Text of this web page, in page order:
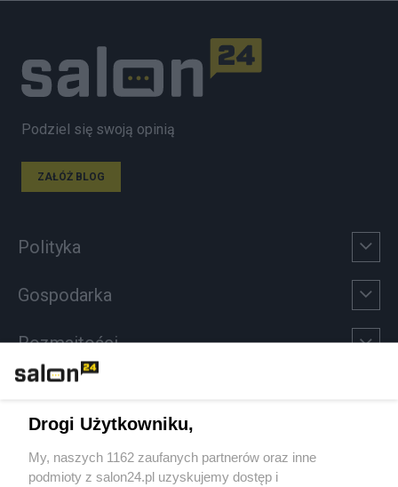
Podziel się swoją opinią
ZAŁÓŻ BLOG
Polityka
Gospodarka
Rozmaitości
Sport
Drogi Użytkowniku,
My, naszych 1162 zaufanych partnerów oraz inne
podmioty z salon24.pl uzyskujemy dostęp i